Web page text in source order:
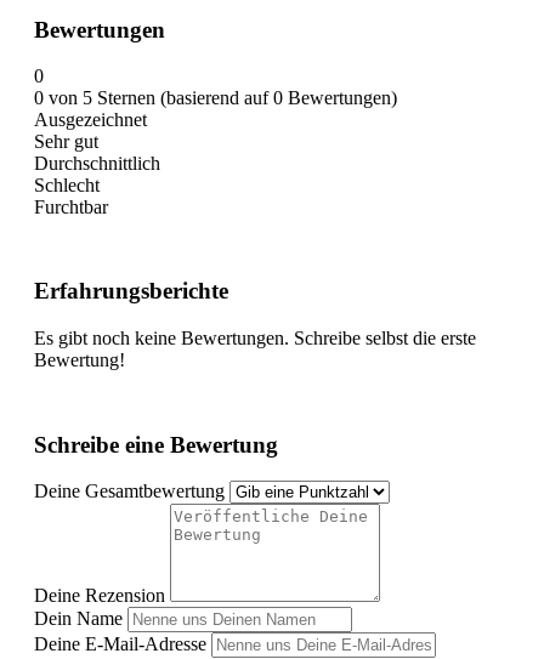
Bewertungen
0
0 von 5 Sternen (basierend auf 0 Bewertungen)
Ausgezeichnet
Sehr gut
Durchschnittlich
Schlecht
Furchtbar
Erfahrungsberichte
Es gibt noch keine Bewertungen. Schreibe selbst die erste
Bewertung!
Schreibe eine Bewertung
Deine Gesamtbewertung
Deine Rezension
Dein Name
Deine E-Mail-Adresse